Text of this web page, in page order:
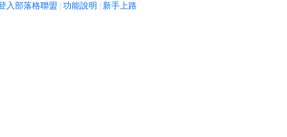
入部落格聯盟 功能說明 新手上路